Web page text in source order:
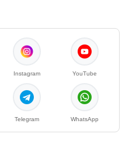
Instagram YouTube
Telegram WhatsApp